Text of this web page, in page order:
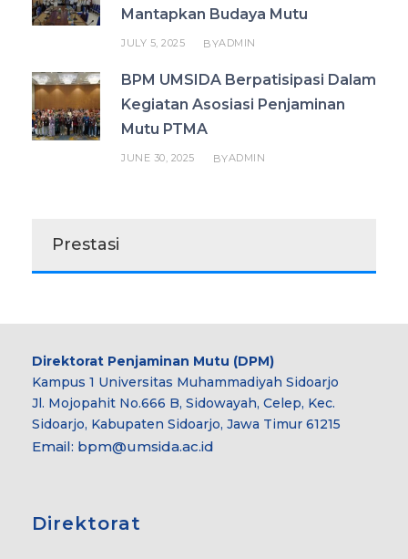
Mantapkan Budaya Mutu
JULY 5, 2025 BYADMIN
BPM UMSIDA Berpatisipasi Dalam
Kegiatan Asosiasi Penjaminan
Mutu PTMA
JUNE 30, 2025 BYADMIN
Prestasi
Direktorat Penjaminan Mutu (DPM)
Kampus 1 Universitas Muhammadiyah Sidoarjo
Jl. Mojopahit No.666 B, Sidowayah, Celep, Kec.
Sidoarjo, Kabupaten Sidoarjo, Jawa Timur 61215
Email: bpm@umsida.ac.id
Direktorat